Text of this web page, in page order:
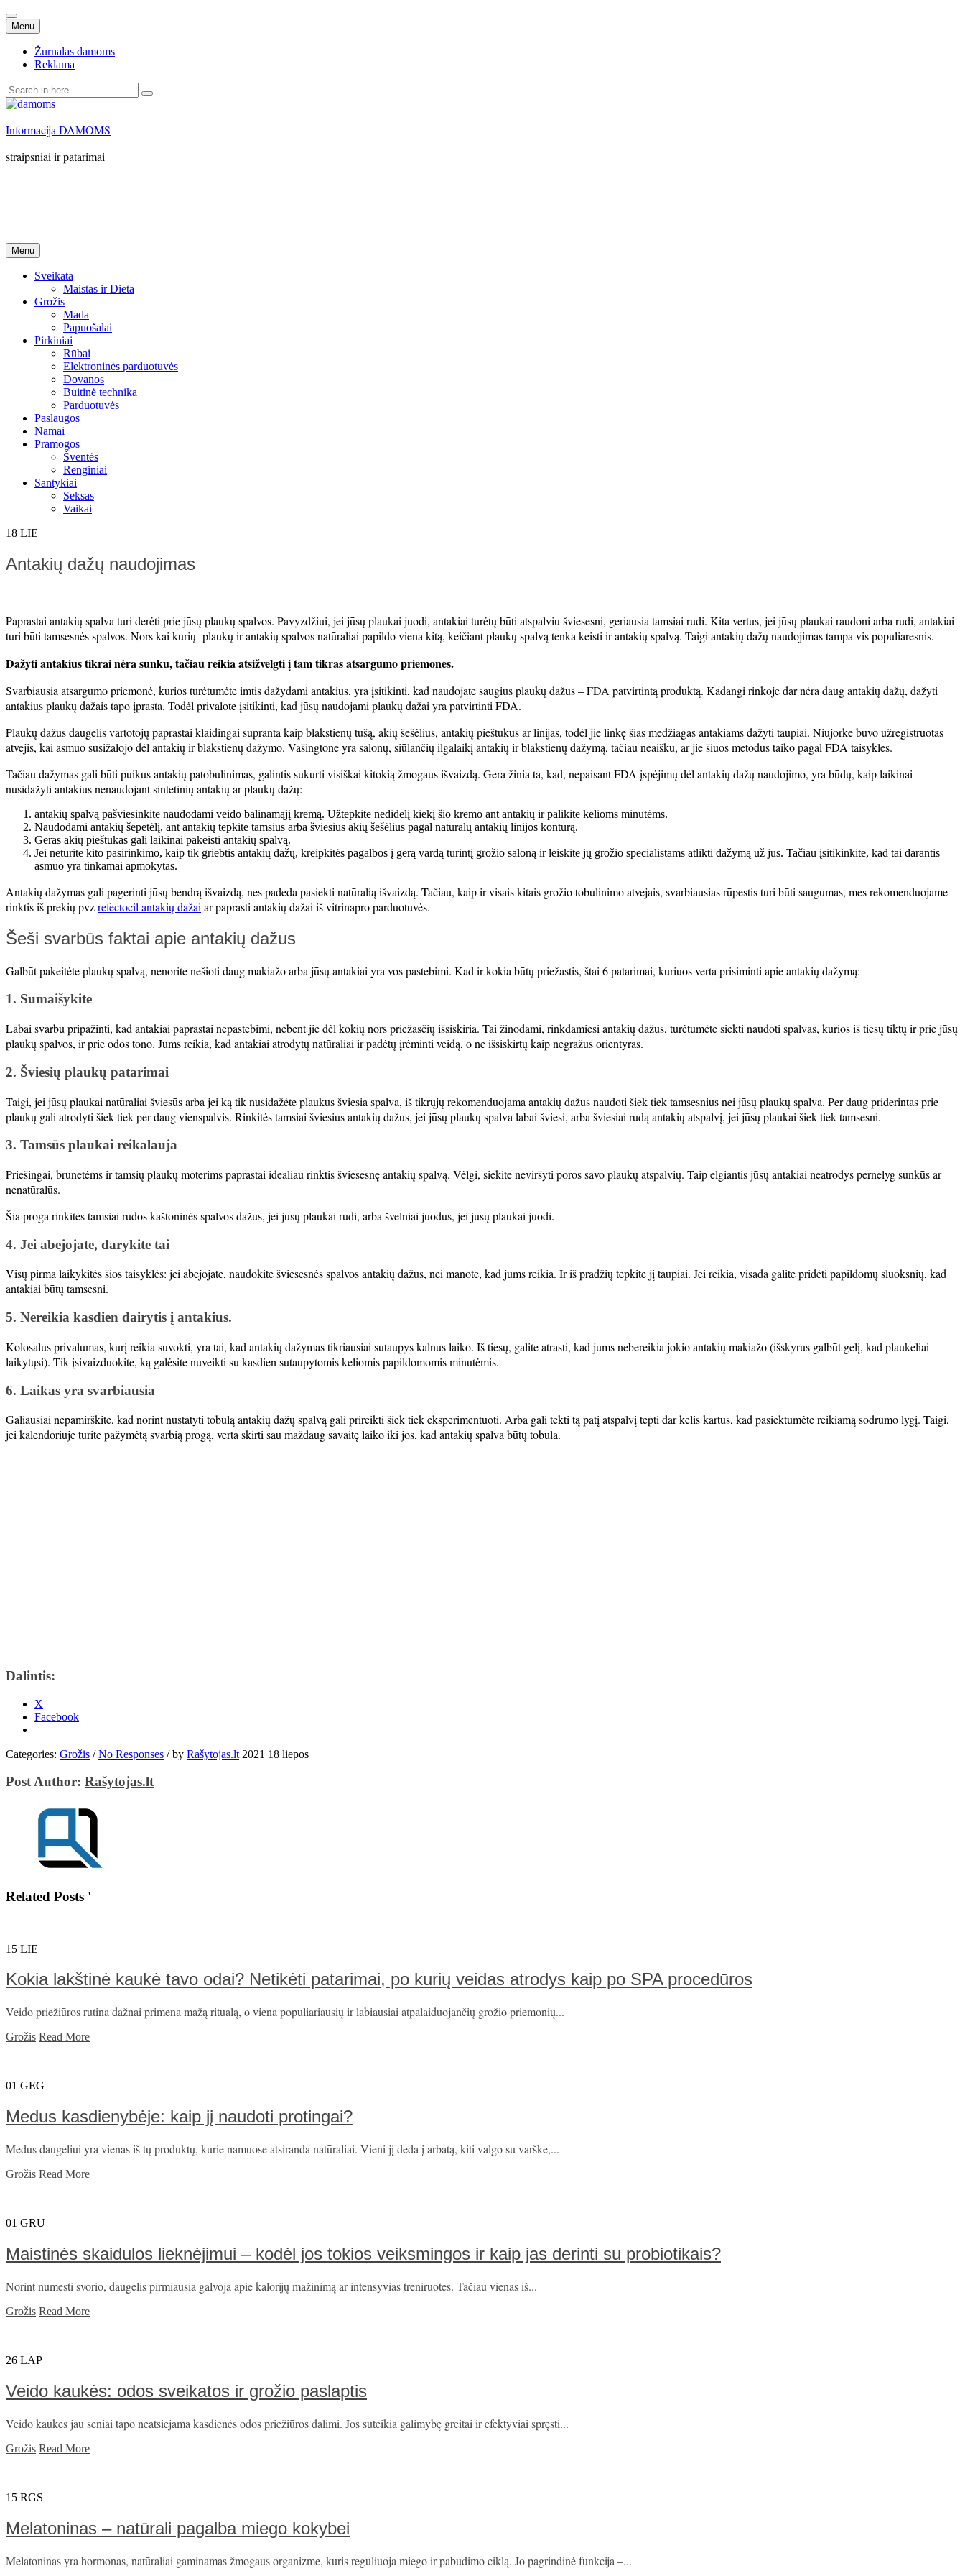
Menu Skip
to
content
Žurnalas damoms
Reklama
Search
for:
Informacija DAMOMS
straipsniai ir patarimai
Menu Skip
to
content
Sveikata
Maistas ir Dieta
Grožis
Mada
Papuošalai
Pirkiniai
Rūbai
Elektroninės parduotuvės
Dovanos
Buitinė technika
Parduotuvės
Paslaugos
Namai
Pramogos
Šventės
Renginiai
Santykiai
Seksas
Vaikai
18 LIE
Antakių dažų naudojimas
Paprastai antakių spalva turi derėti prie jūsų plaukų spalvos. Pavyzdžiui, jei jūsų plaukai juodi, antakiai turėtų būti atspalviu šviesesni, geriausia tamsiai rudi. Kita vertus, jei jūsų plaukai raudoni arba rudi, antakiai
turi būti tamsesnės spalvos. Nors kai kurių plaukų ir antakių spalvos natūraliai papildo viena kitą, keičiant plaukų spalvą tenka keisti ir antakių spalvą. Taigi antakių dažų naudojimas tampa vis populiaresnis.
Dažyti antakius tikrai nėra sunku, tačiau reikia atsižvelgti į tam tikras atsargumo priemones.
Svarbiausia atsargumo priemonė, kurios turėtumėte imtis dažydami antakius, yra įsitikinti, kad naudojate saugius plaukų dažus – FDA patvirtintą produktą. Kadangi rinkoje dar nėra daug antakių dažų, dažyti
antakius plaukų dažais tapo įprasta. Todėl privalote įsitikinti, kad jūsų naudojami plaukų dažai yra patvirtinti FDA.
Plaukų dažus daugelis vartotojų paprastai klaidingai supranta kaip blakstienų tušą, akių šešėlius, antakių pieštukus ar linijas, todėl jie linkę šias medžiagas antakiams dažyti taupiai. Niujorke buvo užregistruotas
atvejis, kai asmuo susižalojo dėl antakių ir blakstienų dažymo. Vašingtone yra salonų, siūlančių ilgalaikį antakių ir blakstienų dažymą, tačiau neaišku, ar jie šiuos metodus taiko pagal FDA taisykles.
Tačiau dažymas gali būti puikus antakių patobulinimas, galintis sukurti visiškai kitokią žmogaus išvaizdą. Gera žinia ta, kad, nepaisant FDA įspėjimų dėl antakių dažų naudojimo, yra būdų, kaip laikinai
nusidažyti antakius nenaudojant sintetinių antakių ar plaukų dažų:
antakių spalvą pašviesinkite naudodami veido balinamąjį kremą. Užtepkite nedidelį kiekį šio kremo ant antakių ir palikite kelioms minutėms.
Naudodami antakių šepetėlį, ant antakių tepkite tamsius arba šviesius akių šešėlius pagal natūralų antakių linijos kontūrą.
Geras akių pieštukas gali laikinai pakeisti antakių spalvą.
Jei neturite kito pasirinkimo, kaip tik griebtis antakių dažų, kreipkitės pagalbos į gerą vardą turintį grožio saloną ir leiskite jų grožio specialistams atlikti dažymą už jus. Tačiau įsitikinkite, kad tai darantis
asmuo yra tinkamai apmokytas.
Antakių dažymas gali pagerinti jūsų bendrą išvaizdą, nes padeda pasiekti natūralią išvaizdą. Tačiau, kaip ir visais kitais grožio tobulinimo atvejais, svarbiausias rūpestis turi būti saugumas, mes rekomenduojame
rinktis iš prekių pvzrefectocil antakių dažai ar paprasti antakių dažai iš vitrinapro parduotuvės.
Šeši svarbūs faktai apie antakių dažus
Galbūt pakeitėte plaukų spalvą, nenorite nešioti daug makiažo arba jūsų antakiai yra vos pastebimi. Kad ir kokia būtų priežastis, štai 6 patarimai, kuriuos verta prisiminti apie antakių dažymą:
1. Sumaišykite
Labai svarbu pripažinti, kad antakiai paprastai nepastebimi, nebent jie dėl kokių nors priežasčių išsiskiria. Tai žinodami, rinkdamiesi antakių dažus, turėtumėte siekti naudoti spalvas, kurios iš tiesų tiktų ir prie jūsų
plaukų spalvos, ir prie odos tono. Jums reikia, kad antakiai atrodytų natūraliai ir padėtų įrėminti veidą, o ne išsiskirtų kaip negražus orientyras.
2. Šviesių plaukų patarimai
Taigi, jei jūsų plaukai natūraliai šviesūs arba jei ką tik nusidažėte plaukus šviesia spalva, iš tikrųjų rekomenduojama antakių dažus naudoti šiek tiek tamsesnius nei jūsų plaukų spalva. Per daug priderintas prie
plaukų gali atrodyti šiek tiek per daug vienspalvis. Rinkitės tamsiai šviesius antakių dažus, jei jūsų plaukų spalva labai šviesi, arba šviesiai rudą antakių atspalvį, jei jūsų plaukai šiek tiek tamsesni.
3. Tamsūs plaukai reikalauja
Priešingai, brunetėms ir tamsių plaukų moterims paprastai idealiau rinktis šviesesnę antakių spalvą. Vėlgi, siekite neviršyti poros savo plaukų atspalvių. Taip elgiantis jūsų antakiai neatrodys pernelyg sunkūs ar
nenatūralūs.
Šia proga rinkitės tamsiai rudos kaštoninės spalvos dažus, jei jūsų plaukai rudi, arba švelniai juodus, jei jūsų plaukai juodi.
4. Jei abejojate, darykite tai
Visų pirma laikykitės šios taisyklės: jei abejojate, naudokite šviesesnės spalvos antakių dažus, nei manote, kad jums reikia. Ir iš pradžių tepkite jį taupiai. Jei reikia, visada galite pridėti papildomų sluoksnių, kad
antakiai būtų tamsesni.
5. Nereikia kasdien dairytis į antakius.
Kolosalus privalumas, kurį reikia suvokti, yra tai, kad antakių dažymas tikriausiai sutaupys kalnus laiko. Iš tiesų, galite atrasti, kad jums nebereikia jokio antakių makiažo (išskyrus galbūt gelį, kad plaukeliai
laikytųsi). Tik įsivaizduokite, ką galėsite nuveikti su kasdien sutaupytomis keliomis papildomomis minutėmis.
6. Laikas yra svarbiausia
Galiausiai nepamirškite, kad norint nustatyti tobulą antakių dažų spalvą gali prireikti šiek tiek eksperimentuoti. Arba gali tekti tą patį atspalvį tepti dar kelis kartus, kad pasiektumėte reikiamą sodrumo lygį. Taigi,
jei kalendoriuje turite pažymėtą svarbią progą, verta skirti sau maždaug savaitę laiko iki jos, kad antakių spalva būtų tobula.
Dalintis:
X
Facebook
Categories: Grožis / No Responses /by Rašytojas.lt 2021 18 liepos
Post Author: Rašytojas.lt
Related Posts '
15 LIE
Kokia lakštinė kaukė tavo odai? Netikėti patarimai, po kurių veidas atrodys kaip po SPA procedūros
Veido priežiūros rutina dažnai primena mažą ritualą, o viena populiariausių ir labiausiai atpalaiduojančių grožio priemonių...
Grožis Read More
01 GEG
Medus kasdienybėje: kaip jį naudoti protingai?
Medus daugeliui yra vienas iš tų produktų, kurie namuose atsiranda natūraliai. Vieni jį deda į arbatą, kiti valgo su varške,...
Grožis Read More
01 GRU
Maistinės skaidulos lieknėjimui – kodėl jos tokios veiksmingos ir kaip jas derinti su probiotikais?
Norint numesti svorio, daugelis pirmiausia galvoja apie kalorijų mažinimą ar intensyvias treniruotes. Tačiau vienas iš...
Grožis Read More
26 LAP
Veido kaukės: odos sveikatos ir grožio paslaptis
Veido kaukes jau seniai tapo neatsiejama kasdienės odos priežiūros dalimi. Jos suteikia galimybę greitai ir efektyviai spręsti...
Grožis Read More
15 RGS
Melatoninas – natūrali pagalba miego kokybei
Melatoninas yra hormonas, natūraliai gaminamas žmogaus organizme, kuris reguliuoja miego ir pabudimo ciklą. Jo pagrindinė funkcija –...